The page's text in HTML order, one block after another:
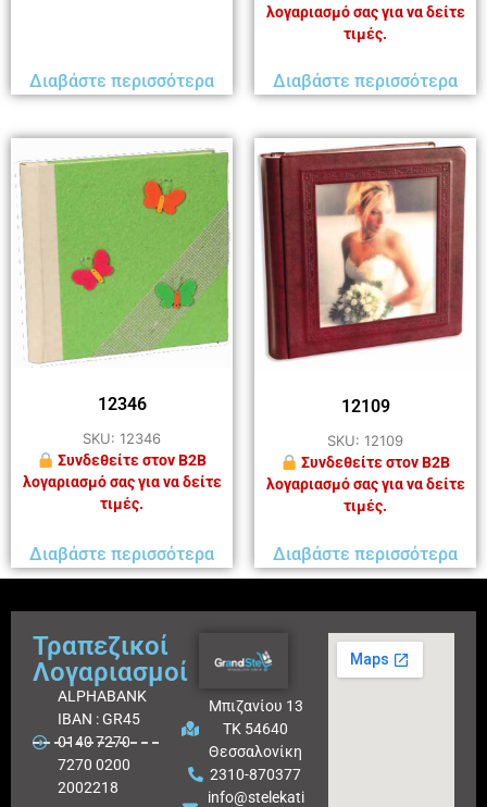
Διαβάστε περισσότερα
λογαριασμό σας για να δείτε
τιμές.
Διαβάστε περισσότερα
12346
SKU: 12346
Συνδεθείτε στον B2B
λογαριασμό σας για να δείτε
τιμές.
Διαβάστε περισσότερα
12109
SKU: 12109
Συνδεθείτε στον B2B
λογαριασμό σας για να δείτε
τιμές.
Διαβάστε περισσότερα
Τραπεζικοί
Λογαριασμοί
ALPHABANK
IBAN : GR45
0140 7270
7270 0200
2002218
Μπιζανίου 13
ΤΚ 54640
Θεσσαλονίκη
2310-870377
info@stelekati